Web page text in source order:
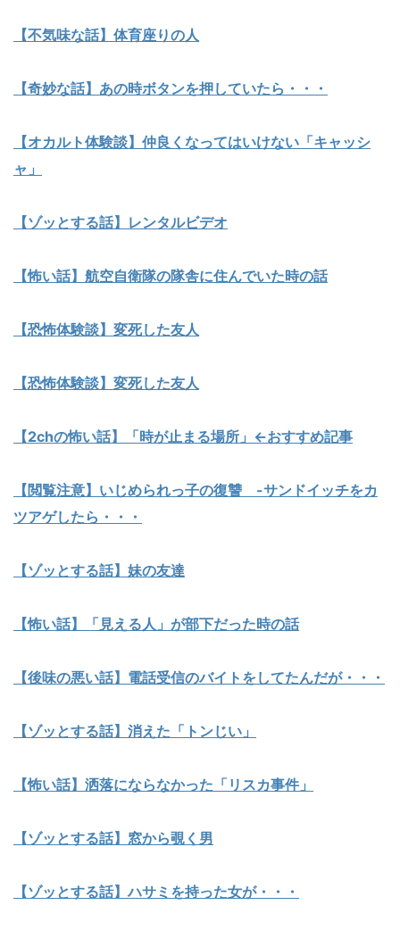
【不気味な話】体育座りの人
【奇妙な話】あの時ボタンを押していたら・・・
【オカルト体験談】仲良くなってはいけない「キャッシ
ャ」
【ゾッとする話】レンタルビデオ
【怖い話】航空自衛隊の隊舎に住んでいた時の話
【恐怖体験談】変死した友人
【恐怖体験談】変死した友人
【2chの怖い話】「時が止まる場所」←おすすめ記事
【閲覧注意】いじめられっ子の復讐 -サンドイッチをカ
ツアゲしたら・・・
【ゾッとする話】妹の友達
【怖い話】「見える人」が部下だった時の話
【後味の悪い話】電話受信のバイトをしてたんだが・・・
【ゾッとする話】消えた「トンじい」
【怖い話】洒落にならなかった「リスカ事件」
【ゾッとする話】窓から覗く男
【ゾッとする話】ハサミを持った女が・・・